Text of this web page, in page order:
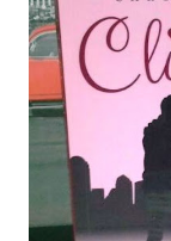
principalmente,
de Ardalan. Todos
ainda um pouco
Rei e segue com
lar, Terrasen.
ser Mão do Rei de
Guarda. Entret...